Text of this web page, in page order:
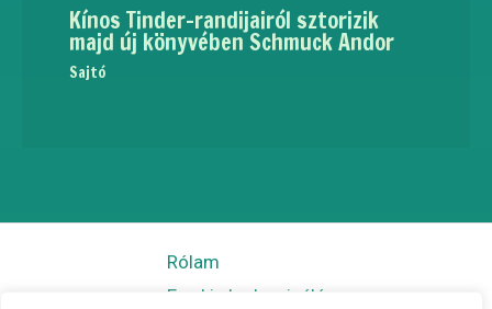
Kínos Tinder-randijairól sztorizik
majd új könyvében Schmuck Andor
Sajtó
Rólam
Egy kis kedvcsináló